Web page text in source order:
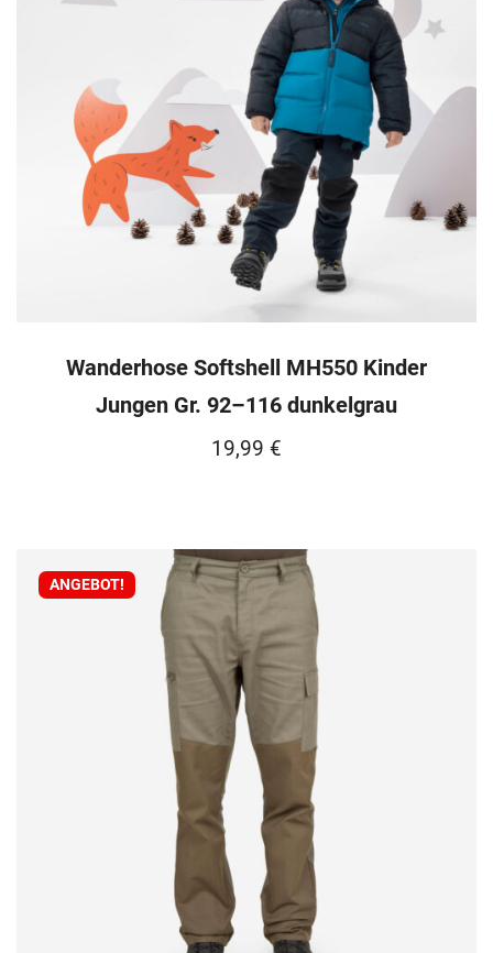
Wanderhose Softshell MH550 Kinder
Jungen Gr. 92–116 dunkelgrau
19,99 €
ANGEBOT!